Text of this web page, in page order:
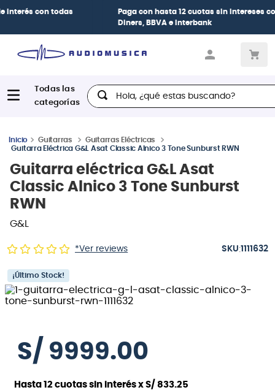
Paga conhasta 12 cuotas sin interesescon tarjetasBCP Visa,
Hola, ¿qué estas buscando?
Guitarras
Guitarras Eléctricas
Guitarra Eléctrica G&L Asat Classic Alnico 3 Tone Sunburst RWN
Guitarra eléctrica G&L Asat
Classic Alnico 3 Tone Sunburst
RWN
G&L
*Ver reviews :1111632
¡Último Stock!
S/ 9999.00
Hasta12 cuotas sin interés xS/ 833.25